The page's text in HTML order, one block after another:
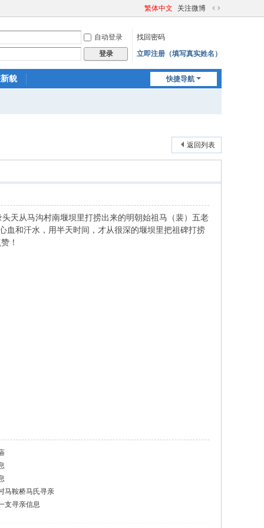
繁体中文 关注微博
切
宽
自动登录 找回密码
登录 立即注册（填写真实姓名）
快捷导航
貌
返回列表
天从马沟村南堰坝里打捞出来的明朝始祖马（裴）五老
血和汗水，用半天时间，才从很深的堰坝里把祖碑打捞
！
马鞍桥马氏寻亲
支寻亲信息